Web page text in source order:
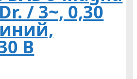
/ 3~, 0,30
В